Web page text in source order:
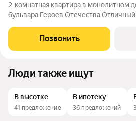
2-комнатная квартира в монолитном
бульвара Героев Отечества Отличный
просторной гостиной 16,5 м2
и зону для отдыха, а
Позвонить
Люди также ищут
В высотке
41 предложение
В ипотеку
36 предложений